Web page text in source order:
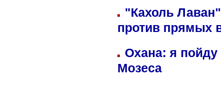
"Кахоль
против прямых
Охана: я пойду
Мозеса